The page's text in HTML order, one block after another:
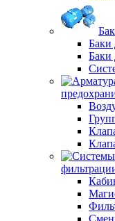
Баки
Баки